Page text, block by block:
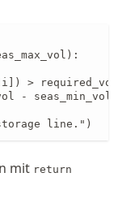
>
-
line.")
mit return